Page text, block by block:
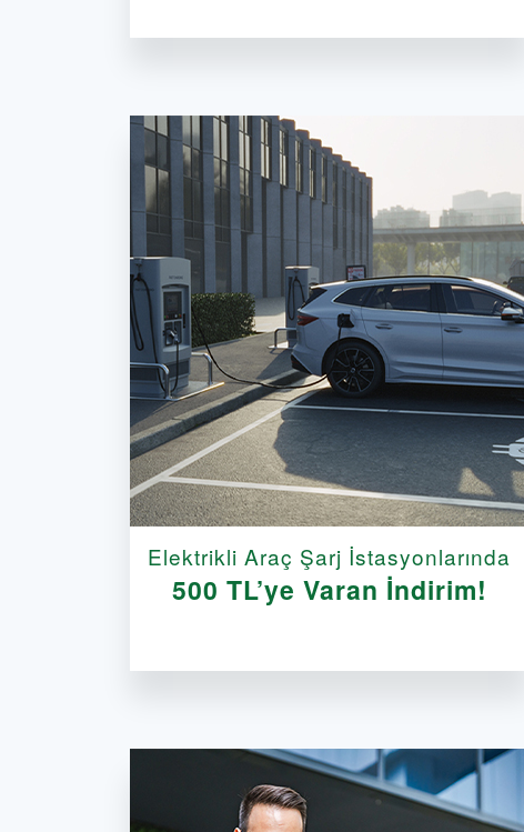
Elektrikli Araç Şarj İstasyonlarında
500 TL’ye Varan İndirim!